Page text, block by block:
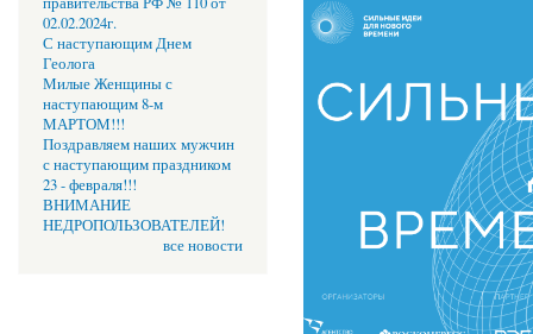
02.02.2024г.
С наступающим Днем
Геолога
Милые Женщины с
наступающим 8-м
МАРТОМ!!!
Поздравляем наших мужчин
с наступающим праздником
23 - февраля!!!
ВНИМАНИЕ
НЕДРОПОЛЬЗОВАТЕЛЕЙ!
все новости